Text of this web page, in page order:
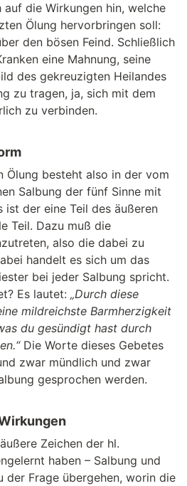
die Wirkungen hin, welche
Ölung hervorbringen soll:
den bösen Feind. Schließlich
eine Mahnung, seine
des gekreuzigten Heilandes
zu tragen, ja, sich mit dem
zu verbinden.
Ölung besteht also in der vom
Salbung der fünf Sinne mit
ist der eine Teil des äußeren
Teil. Dazu muß die
also die dabei zu
handelt es sich um das
bei jeder Salbung spricht.
Es lautet: „Durch diese
mildreichste Barmherzigkeit
du gesündigt hast durch
Die Worte dieses Gebetes
zwar mündlich und zwar
gesprochen werden.
Zeichen der hl.
haben – Salbung und
der Frage übergehen, worin die